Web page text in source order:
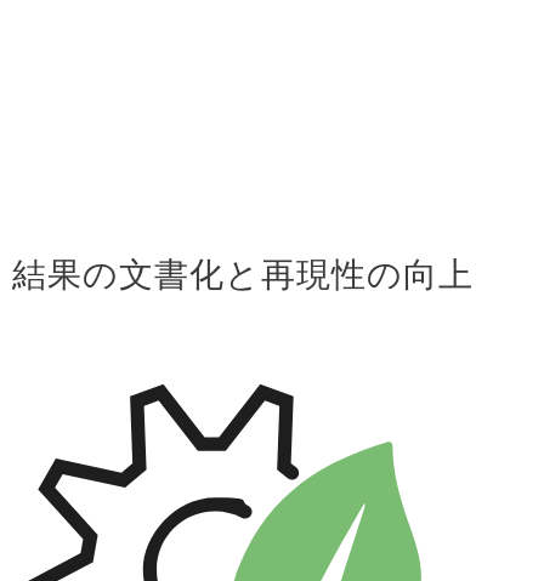
結果の文書化と再現性の向上